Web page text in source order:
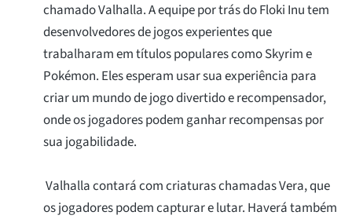
chamado Valhalla. A equipe por trás do Floki Inu tem
desenvolvedores de jogos experientes que
trabalharam em títulos populares como Skyrim e
Pokémon. Eles esperam usar sua experiência para
criar um mundo de jogo divertido e recompensador,
onde os jogadores podem ganhar recompensas por
sua jogabilidade.
Valhalla contará com criaturas chamadas Vera, que
os jogadores podem capturar e lutar. Haverá também